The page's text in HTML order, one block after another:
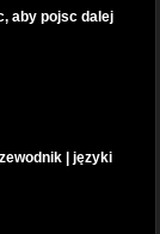
aby pojsc dalej
| języki